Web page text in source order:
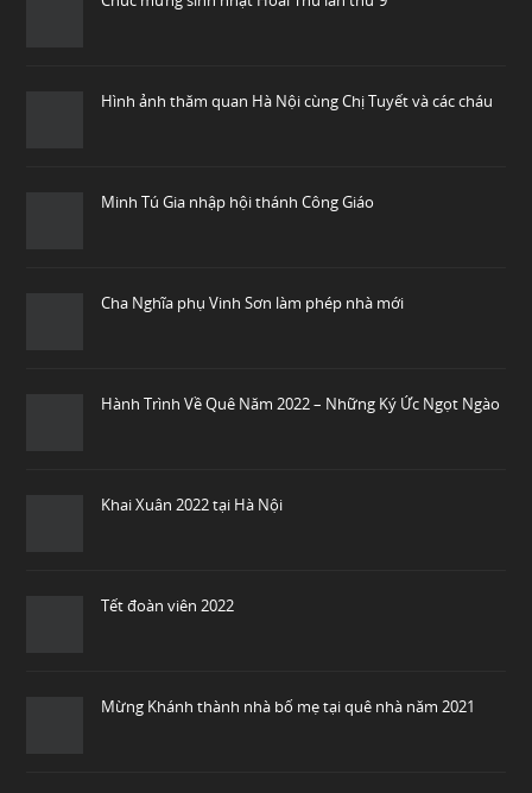
Hình ảnh thăm quan Hà Nội cùng Chị Tuyết và các cháu
Minh Tú Gia nhập hội thánh Công Giáo
Cha Nghĩa phụ Vinh Sơn làm phép nhà mới
Hành Trình Về Quê Năm 2022 – Những Ký Ức Ngọt Ngào
Khai Xuân 2022 tại Hà Nội
Tết đoàn viên 2022
Mừng Khánh thành nhà bố mẹ tại quê nhà năm 2021